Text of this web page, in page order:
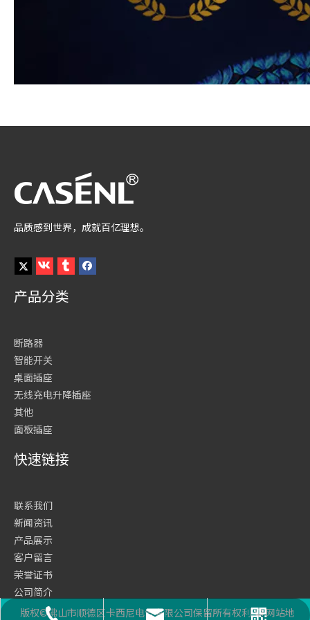
品质感到世界，成就百亿理想。
产品分类
断路器
智能开关
桌面插座
无线充电升降插座
其他
面板插座
座机号码
邮箱
二维码
快速链接
联系我们
新闻资讯
产品展示
客户留言
荣誉证书
公司简介
网站首页
版权©佛山市顺德区卡西尼电气有限公司保留所有权利 网站地